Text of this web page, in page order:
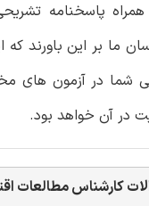
پاسخنامه
ما بر این باورند
شما در آزمون های
در آن خواهد بود.
کارشناس مطالعات